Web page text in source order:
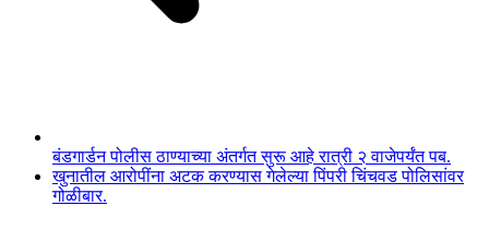
बंडगार्डन पोलीस ठाण्याच्या अंतर्गत सुरू आहे रात्री २ वाजेपर्यंत पब.
खुनातील आरोपींना अटक करण्यास गेलेल्या पिंपरी चिंचवड पोलिसांवर
गोळीबार.